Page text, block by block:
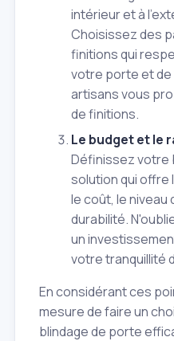
intérieur et à
Choisissez des
finitions qui
votre porte et de
artisans vous
de finitions.
Le budget et le
Définissez votre
solution qui offre
le coût, le niveau
durabilité.
un
votre tranquillité
En considérant ces
mesure de faire un
blindage de porte